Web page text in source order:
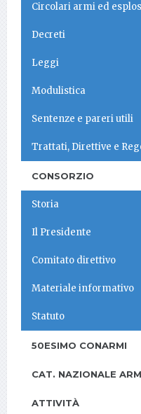
Circolari armi ed
Decreti
Leggi
Modulistica
Sentenze e pareri utili
Trattati, Direttive e
CONSORZIO
Storia
Il Presidente
Comitato direttivo
Materiale informativo
Statuto
50ESIMO CONARMI
CAT. NAZIONALE
ATTIVITÀ